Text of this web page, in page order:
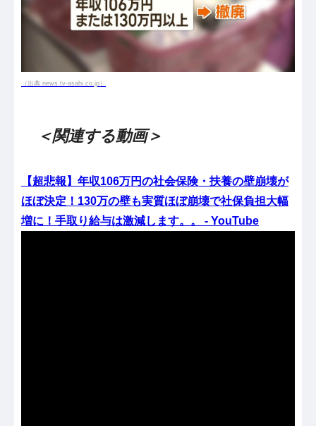
（出典 news.tv-asahi.co.jp）
＜関連する動画＞
【超悲報】年収106万円の社会保険・扶養の壁崩壊が
ほぼ決定！130万の壁も実質ほぼ崩壊で社保負担大幅
増に！手取り給与は激減します。。 - YouTube